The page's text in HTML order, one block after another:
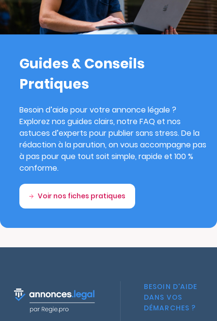
Guides & Conseils
Pratiques
Besoin d’aide pour votre annonce légale ?
Explorez nos guides clairs, notre FAQ et nos
astuces d’experts pour publier sans stress. De la
rédaction à la parution, on vous accompagne pas
à pas pour que tout soit simple, rapide et 100 %
conforme.
Voir nos fiches pratiques
BESOIN D'AIDE
DANS VOS
DÉMARCHES ?